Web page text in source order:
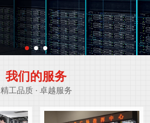
我们的服务
精工品质 · 卓越服务